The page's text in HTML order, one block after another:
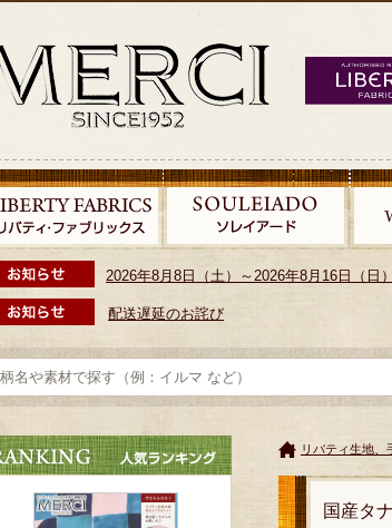
2026年8月8日（土）～2026年8月16日（日
配送遅延のお詫び
リバティ生地
国産タ